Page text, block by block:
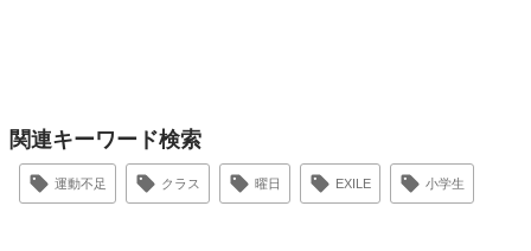
関連キーワード検索
運動不足 クラス 曜日 EXILE 小学生